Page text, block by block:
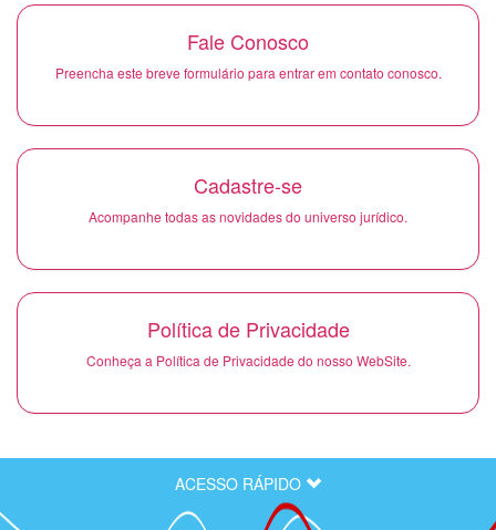
Fale Conosco
Preencha este breve formulário para entrar em contato conosco.
Cadastre-se
Acompanhe todas as novidades do universo jurídico.
Política de Privacidade
Conheça a Política de Privacidade do nosso WebSite.
ACESSO RÁPIDO